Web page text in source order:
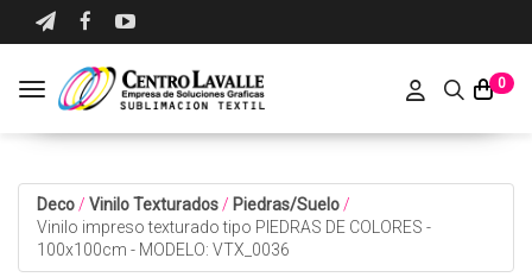
0
Toggle navigation
Deco / Vinilo Texturados / Piedras/Suelo /
Vinilo impreso texturado tipo PIEDRAS DE COLORES -
100x100cm - MODELO: VTX_0036